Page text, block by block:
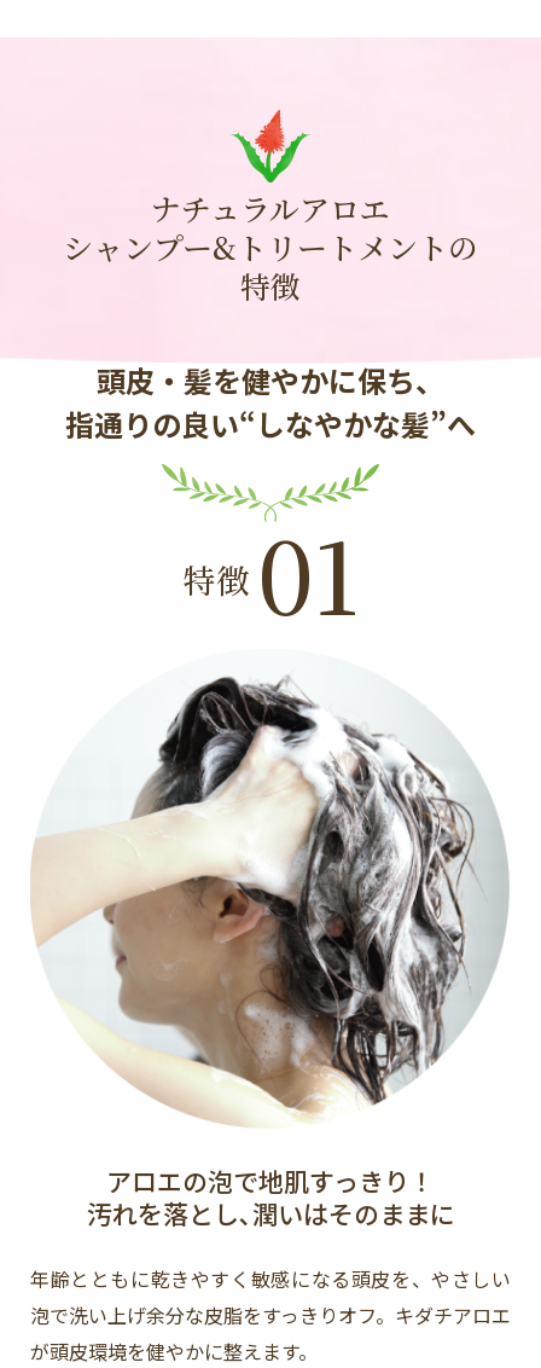
ナチュラルアロエ
シャンプー&トリートメントの
特徴
頭皮・髪を健やかに保ち、
指通りの良い“しなやかな髪”へ
特徴 01
アロエの泡で地肌すっきり！
汚れを落とし､潤いはそのままに
年齢とともに乾きやすく敏感になる頭皮を、やさしい
泡で洗い上げ余分な皮脂をすっきりオフ。キダチアロエ
が頭皮環境を健やかに整えます。